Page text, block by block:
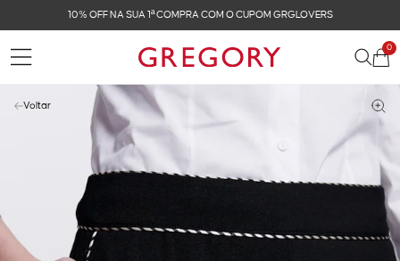
FRETE GRÁTIS NAS COMPRAS ACIMA
0
Voltar